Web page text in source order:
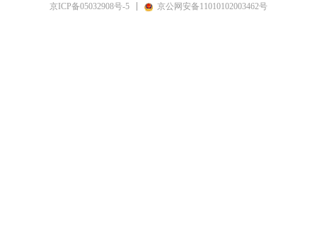
京ICP备05032908号-5 京公网安备11010102003462号